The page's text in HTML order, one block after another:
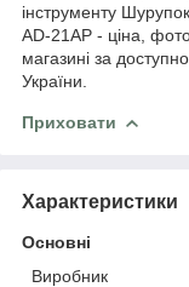
інструменту
AD-21AP - ціна,
магазині за
України.
Приховати
Характеристики
Основні
Виробник